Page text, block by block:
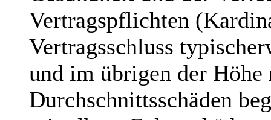
Vertragspflichten
Vertragsschluss
und im übrigen der
Durchschnittsschäden